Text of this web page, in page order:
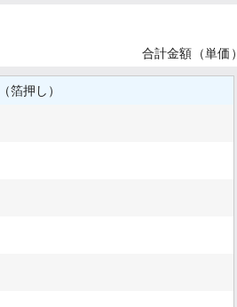
合計金額（単価）
箔押し）